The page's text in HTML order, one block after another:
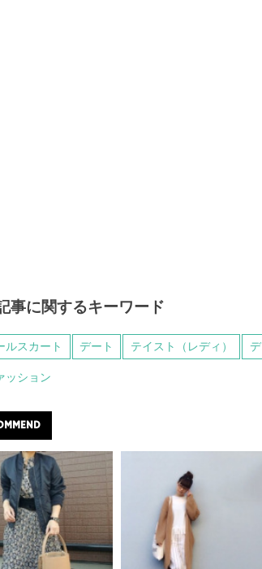
事に関するキーワード
ルスカート デート テイスト（レディ）
ッション